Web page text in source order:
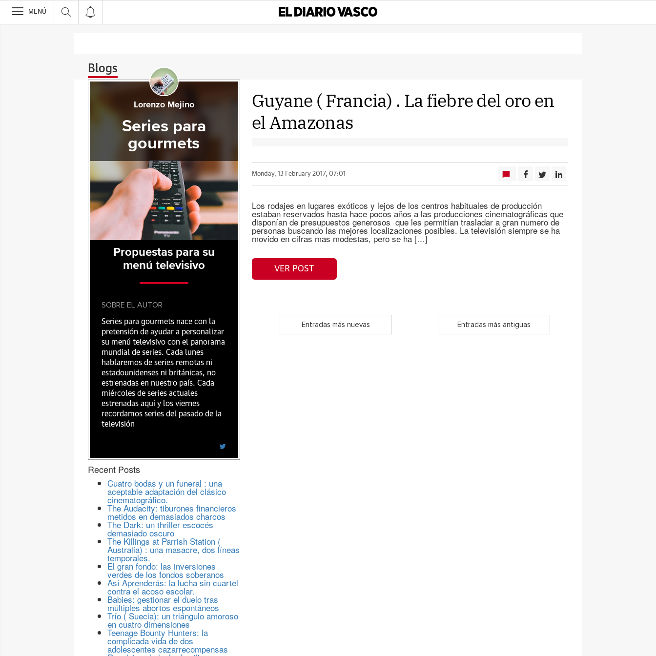
>
MENÚ
Blogs
Guyane ( Francia) . La fiebre del oro en
el Amazonas
Monday, 13 February 2017, 07:01
Los rodajes en lugares exóticos y lejos de los centros habituales de producción
estaban reservados hasta hace pocos años a las producciones cinematográficas que
disponían de presupuestos generosos que les permitían trasladar a gran numero de
personas buscando las mejores localizaciones posibles. La televisión siempre se ha
movido en cifras mas modestas, pero se ha […]
VER POST
Entradas más nuevas Entradas más antiguas
Lorenzo Mejino
Series para
gourmets
Propuestas para su
menú televisivo
SOBRE EL AUTOR
Series para gourmets nace con la
pretensión de ayudar a personalizar
su menú televisivo con el panorama
mundial de series. Cada lunes
hablaremos de series remotas ni
estadounidenses ni británicas, no
estrenadas en nuestro país. Cada
miércoles de series actuales
estrenadas aquí y los viernes
recordamos series del pasado de la
televisión
Recent Posts
Cuatro bodas y un funeral : una
aceptable adaptación del clásico
cinematográfico.
The Audacity: tiburones financieros
metidos en demasiados charcos
The Dark: un thriller escocés
demasiado oscuro
The Killings at Parrish Station (
Australia) : una masacre, dos líneas
temporales.
El gran fondo: las inversiones
verdes de los fondos soberanos
Así Aprenderás: la lucha sin cuartel
contra el acoso escolar.
Babies: gestionar el duelo tras
múltiples abortos espontáneos
Trío ( Suecia): un triángulo amoroso
en cuatro dimensiones
Teenage Bounty Hunters: la
complicada vida de dos
adolescentes cazarrecompensas